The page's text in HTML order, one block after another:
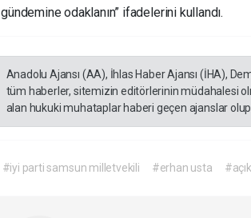
gündemine odaklanın” ifadelerini kullandı.
Anadolu Ajansı (AA), İhlas Haber Ajansı (İHA),
tüm haberler, sitemizin editörlerinin müdahalesi
alan hukuki muhataplar haberi geçen ajanslar
#iyi parti samsun milletvekili #erhan usta